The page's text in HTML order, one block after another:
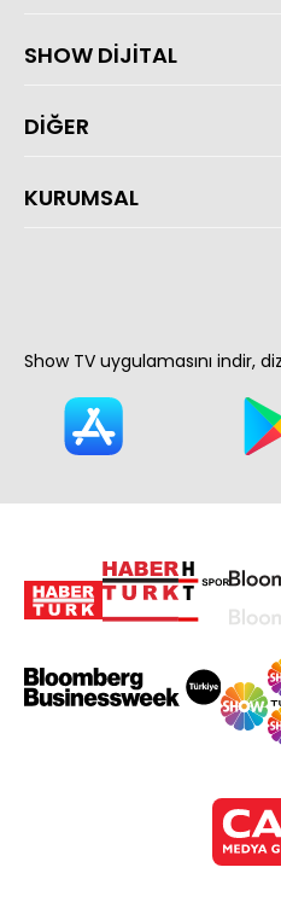
SHOW DİJİTAL
DİĞER
KURUMSAL
Show TV uygulamasını indir,